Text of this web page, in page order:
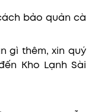
bảo quản cà
gì thêm, xin quý
Kho Lạnh Sài